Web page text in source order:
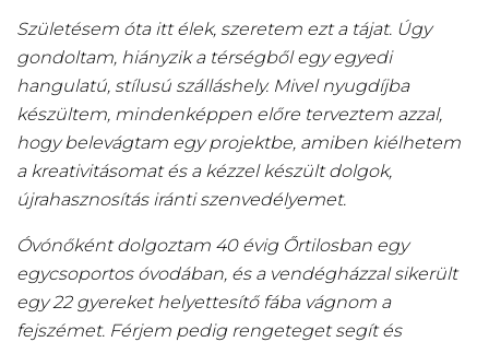
Születésem óta itt élek, szeretem ezt a tájat. Úgy
gondoltam, hiányzik a térségből egy egyedi
hangulatú, stílusú szálláshely. Mivel nyugdíjba
készültem, mindenképpen előre terveztem azzal,
hogy belevágtam egy projektbe, amiben kiélhetem
a kreativitásomat és a kézzel készült dolgok,
újrahasznosítás iránti szenvedélyemet.
Óvónőként dolgoztam 40 évig Őrtilosban egy
egycsoportos óvodában, és a vendégházzal sikerült
egy 22 gyereket helyettesítő fába vágnom a
fejszémet. Férjem pedig rengeteget segít és